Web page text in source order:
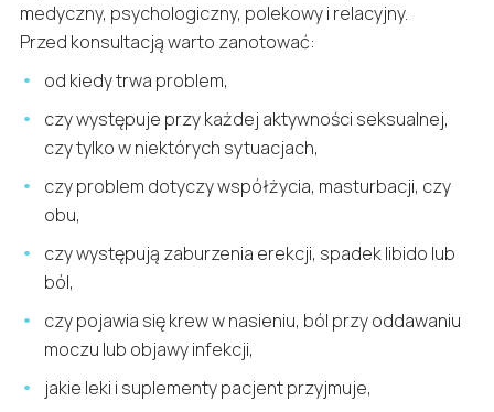
medyczny, psychologiczny, polekowy i relacyjny.
Przed konsultacją warto zanotować:
od kiedy trwa problem,
czy występuje przy każdej aktywności seksualnej,
czy tylko w niektórych sytuacjach,
czy problem dotyczy współżycia, masturbacji, czy
obu,
czy występują zaburzenia erekcji, spadek libido lub
ból,
czy pojawia się krew w nasieniu, ból przy oddawaniu
moczu lub objawy infekcji,
jakie leki i suplementy pacjent przyjmuje,